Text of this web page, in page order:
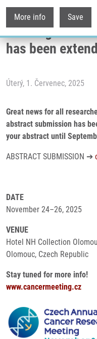
More info Save
Czech Annual
Meeting 2025:
has been
Úterý, 1. Červenec, 2025
Great news for all
abstract submission has
your abstract until
ABSTRACT SUBMISSION ➔
DATE
November 24–26, 2025
VENUE
Hotel NH Collection
Olomouc, Czech Republic
Stay tuned for more info!
www.cancermeeting.cz